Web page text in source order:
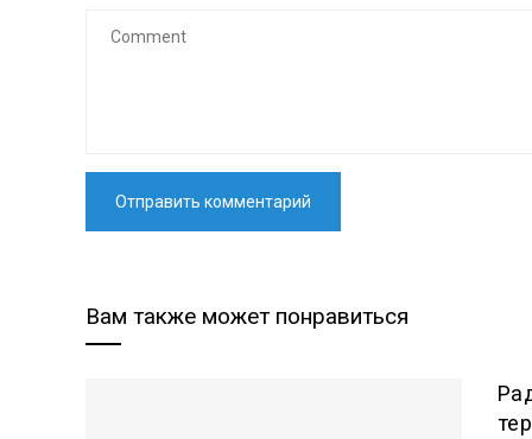
Вам также может понравиться